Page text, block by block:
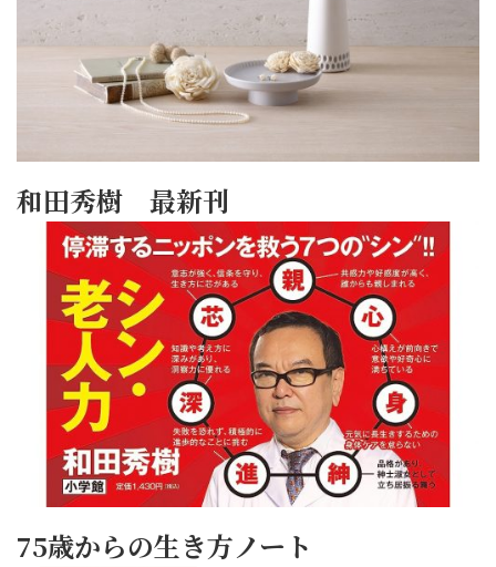
和田秀樹 最新刊
75歳からの生き方ノート